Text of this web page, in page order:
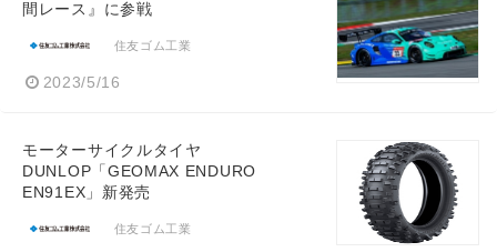
間レース』に参戦
住友ゴム工業
2023/5/16
モーターサイクルタイヤ
DUNLOP「GEOMAX ENDURO
EN91EX」新発売
住友ゴム工業